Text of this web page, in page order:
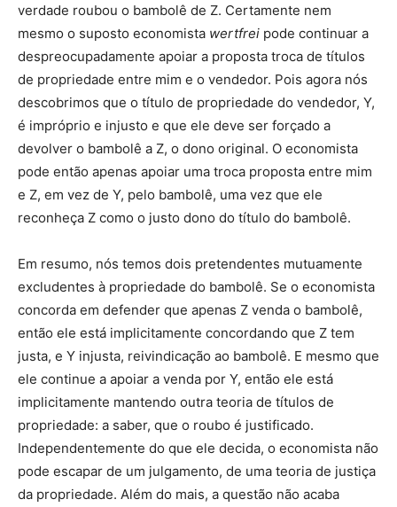
verdade roubou o bambolê de Z. Certamente nem
mesmo o suposto economista wertfrei pode continuar a
despreocupadamente apoiar a proposta troca de títulos
de propriedade entre mim e o vendedor. Pois agora nós
descobrimos que o título de propriedade do vendedor, Y,
é impróprio e injusto e que ele deve ser forçado a
devolver o bambolê a Z, o dono original. O economista
pode então apenas apoiar uma troca proposta entre mim
e Z, em vez de Y, pelo bambolê, uma vez que ele
reconheça Z como o justo dono do título do bambolê.
Em resumo, nós temos dois pretendentes mutuamente
excludentes à propriedade do bambolê. Se o economista
concorda em defender que apenas Z venda o bambolê,
então ele está implicitamente concordando que Z tem
justa, e Y injusta, reivindicação ao bambolê. E mesmo que
ele continue a apoiar a venda por Y, então ele está
implicitamente mantendo outra teoria de títulos de
propriedade: a saber, que o roubo é justificado.
Independentemente do que ele decida, o economista não
pode escapar de um julgamento, de uma teoria de justiça
da propriedade. Além do mais, a questão não acaba